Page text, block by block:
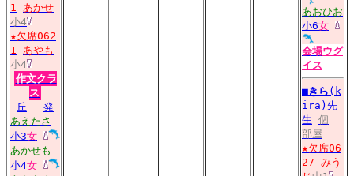
1
あかせ
小4
★欠席062
1
あやも
小4
作文クラ
ス
丘
発
あえたさ
小3女
あかせも
小4女
あおひお
小6女
会場ウグ
イス
■きら (k
ira)先
生 個
部屋
★欠席06
27 みう